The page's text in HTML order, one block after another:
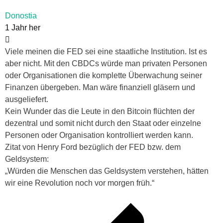
Donostia
1 Jahr her
Viele meinen die FED sei eine staatliche Institution. Ist es
aber nicht. Mit den CBDCs würde man privaten Personen
oder Organisationen die komplette Überwachung seiner
Finanzen übergeben. Man wäre finanziell gläsern und
ausgeliefert.
Kein Wunder das die Leute in den Bitcoin flüchten der
dezentral und somit nicht durch den Staat oder einzelne
Personen oder Organisation kontrolliert werden kann.
Zitat von Henry Ford bezüglich der FED bzw. dem
Geldsystem:
„Würden die Menschen das Geldsystem verstehen, hätten
wir eine Revolution noch vor morgen früh.“